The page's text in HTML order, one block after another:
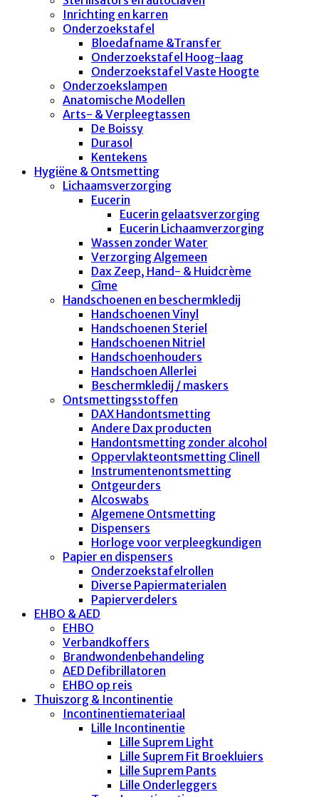
Inrichting en karren
Onderzoekstafel
Bloedafname &Transfer
Onderzoekstafel Hoog-laag
Onderzoekstafel Vaste Hoogte
Onderzoekslampen
Anatomische Modellen
Arts- & Verpleegtassen
De Boissy
Durasol
Kentekens
Hygiëne & Ontsmetting
Lichaamsverzorging
Eucerin
Eucerin gelaatsverzorging
Eucerin Lichaamverzorging
Wassen zonder Water
Verzorging Algemeen
Dax Zeep, Hand- & Huidcrème
Cîme
Handschoenen en beschermkledij
Handschoenen Vinyl
Handschoenen Steriel
Handschoenen Nitriel
Handschoenhouders
Handschoen Allerlei
Beschermkledij / maskers
Ontsmettingsstoffen
DAX Handontsmetting
Andere Dax producten
Handontsmetting zonder alcohol
Oppervlakteontsmetting Clinell
Instrumentenontsmetting
Ontgeurders
Alcoswabs
Algemene Ontsmetting
Dispensers
Horloge voor verpleegkundigen
Papier en dispensers
Onderzoekstafelrollen
Diverse Papiermaterialen
Papierverdelers
EHBO & AED
EHBO
Verbandkoffers
Brandwondenbehandeling
AED Defibrillatoren
EHBO op reis
Thuiszorg & Incontinentie
Incontinentiemateriaal
Lille Incontinentie
Lille Suprem Light
Lille Suprem Fit Broekluiers
Lille Suprem Pants
Lille Onderleggers